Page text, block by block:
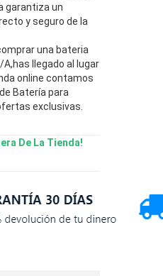
garantiza un
y seguro de la
una bateria
llegado al lugar
online contamos
Batería para
exclusivas.
De La Tienda!